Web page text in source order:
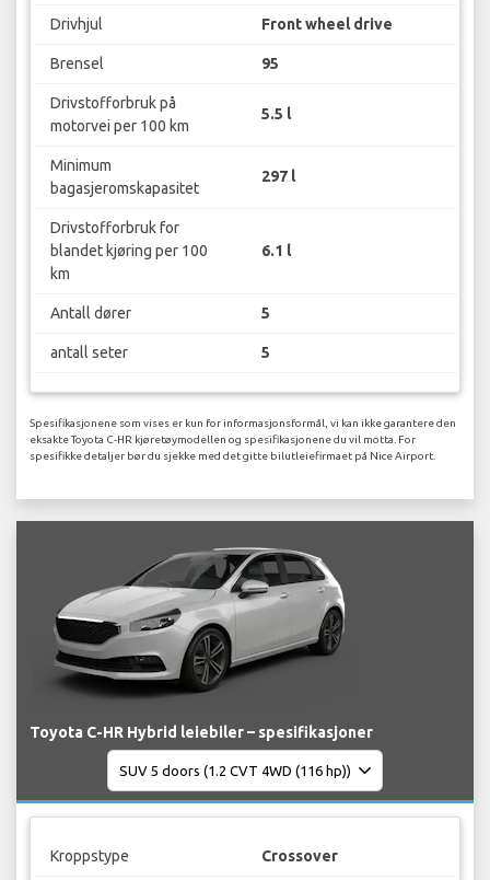
Drivhjul Front wheel drive
Brensel 95
Drivstofforbruk på
motorvei per 100 km
5.5 l
Minimum
bagasjeromskapasitet
297 l
Drivstofforbruk for
blandet kjøring per 100
km
6.1 l
Antall dører 5
antall seter 5
Spesifikasjonene som vises er kun for informasjonsformål, vi kan ikke garantere den
eksakte Toyota C-HR kjøretøymodellen og spesifikasjonene du vil motta. For
spesifikke detaljer bør du sjekke med det gitte bilutleiefirmaet på Nice Airport.
Toyota C-HR Hybrid leiebiler – spesifikasjoner
Kroppstype Crossover